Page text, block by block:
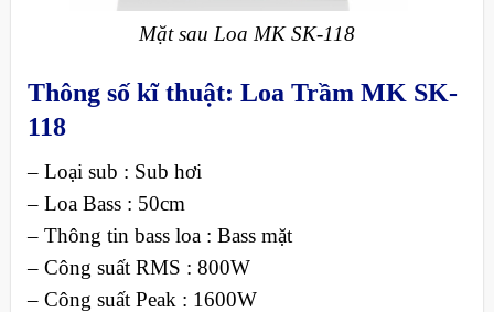
Mặt sau Loa MK SK-118
Thông số kĩ thuật: Loa Trầm MK SK-
118
– Loại sub : Sub hơi
– Loa Bass : 50cm
– Thông tin bass loa : Bass mặt
– Công suất RMS : 800W
– Công suất Peak : 1600W